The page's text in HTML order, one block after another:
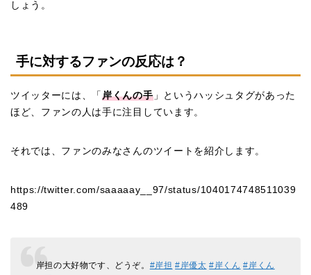
しょう。
手に対するファンの反応は？
ツイッターには、「岸くんの手」というハッシュタグがあった
ほど、ファンの人は手に注目しています。
それでは、ファンのみなさんのツイートを紹介します。
https://twitter.com/saaaaay__97/status/1040174748511039
489
岸担の大好物です、どうぞ。 #岸担 #岸優太 #岸くん #岸くん